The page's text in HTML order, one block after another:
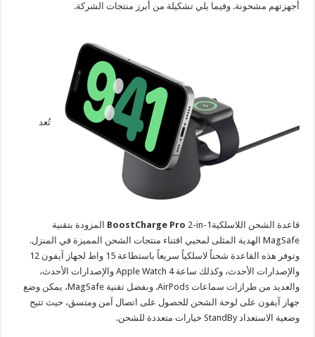
أجهزتهم مشحونة. وفيما يلي تشكيلة من أبرز منتجات الشركة.
تُعد
قاعدة الشحن اللاسلكية BoostCharge Pro2-in-1 المزودة بتقنية
MagSafe الهدية المثلى لمحبي اقتناء منتجات الشحن المميزة في المنزل.
وتوفر هذه القاعدة شحناً لاسلكياً سريعاً باستطاعة 15 واط لجهاز آيفون 12
والإصدارات الأحدث، وكذلك ساعة Apple Watch 4 والإصدارات الأحدث،
والعديد من طرازات سماعات AirPods. وبفضل تقنية MagSafe، يمكن وضع
جهاز آيفون على لوحة الشحن للحصول على اتصال آمن ومتسق، حيث تتيح
وضعية الاستعداد StandBy خيارات متعددة للشحن.